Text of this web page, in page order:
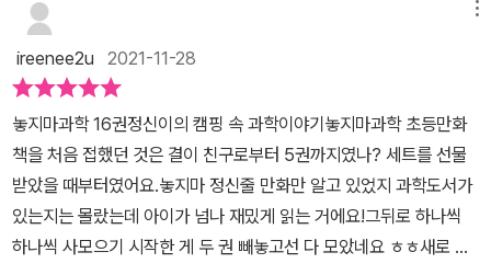
즈 코너까지~ 🔍책과 함께 제공되는 부록 '파워 카드' 10장요런 카드
찐형제는 너무너무 좋아해요~과학 상식으로 게임까지 즐길 수 있는
파워 카드 최고👍 🙆찐형제는 친근한 캐릭터가 과학을 재미있게 알
려주어 정말 좋았대요. 특히나 '정신이의 과학노트' 중에서도 자석 나
침반만드는 방법이나 간이정수기 만드는 방법은 위기상황에 꼭 필요
하다며 기억해두겠다고 하네요!! 🙆‍♂️과학과 친해지고 싶은 친구들과
학을 어렵다고 느끼는 친구들과학을 좋아하는 친구들어떤 친구들이
봐도 재밌는 학습만화예요!초등전학년에게 추천합니다🙂🌳초등 과
캠핑의 왕 '김캠핑' 을 만나는 것이 더 큰 목표였어요하지만 참가자들
과 함께 낯선 장소로 이동해아무것도 없이 서바이벌 캠핑을 하게 되
는데설상가상 태풍까지 오면서 캠핑은 한층 더 어려운 상황에 빠집니
다밖도 보이지 않는 트럭 짐칸에 실려 가면서어느 방향으로 갈 수 없
다고 하자자석의 성질을 띤 머리핀을 물위에 띄워방향을 가늠하는 방
법도 등장하는데요사실 이건 애물단지가 과학 시간에 배웠던 자석의
원리에요자기가 아는게 나왔다며 어찌나 좋아하는지..ㅋ정말 초등 교
과 과정에 연계된 내용들이라읽는 것만으로도 아이들에게 배경지식
확장의 기회를 주니 좋네요태풍때문에 난처해진 상황에서 식수마저
ireenee2u 2021-11-28
놓지마과학 16권정신이의 캠핑 속 과학이야기놓지마과학 초등만화
책을 처음 접했던 것은 결이 친구로부터 5권까지였나? 세트를 선물
받았을 때부터였어요.놓지마 정신줄 만화만 알고 있었지 과학도서가
있는지는 몰랐는데 아이가 넘나 재밌게 읽는 거에요!그뒤로 하나씩
하나씩 사모으기 시작한 게 두 권 빼놓고선 다 모았네요 ㅎㅎ​새로 나